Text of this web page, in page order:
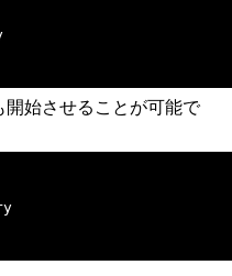
開始させることが可能で